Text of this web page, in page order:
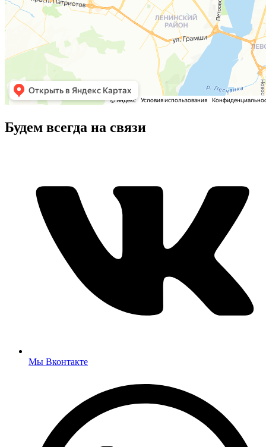
Будем всегда на связи
Мы Вконтакте